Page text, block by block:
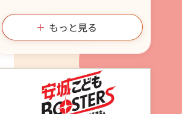
もっと見る